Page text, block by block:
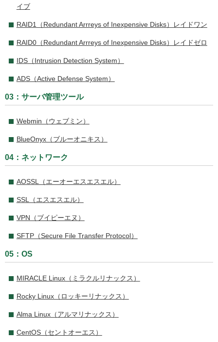
イブ
RAID1（Redundant Arrreys of Inexpensive Disks）レイドワン
RAID0（Redundant Arrreys of Inexpensive Disks）レイドゼロ
IDS（Intrusion Detection System）
ADS（Active Defense System）
03：サーバ管理ツール
Webmin（ウェブミン）
BlueOnyx（ブルーオニキス）
04：ネットワーク
AOSSL（エーオーエスエスエル）
SSL（エスエスエル）
VPN（ブイピーエヌ）
SFTP（Secure File Transfer Protocol）
05：OS
MIRACLE Linux（ミラクルリナックス）
Rocky Linux（ロッキーリナックス）
Alma Linux（アルマリナックス）
CentOS（セントオーエス）